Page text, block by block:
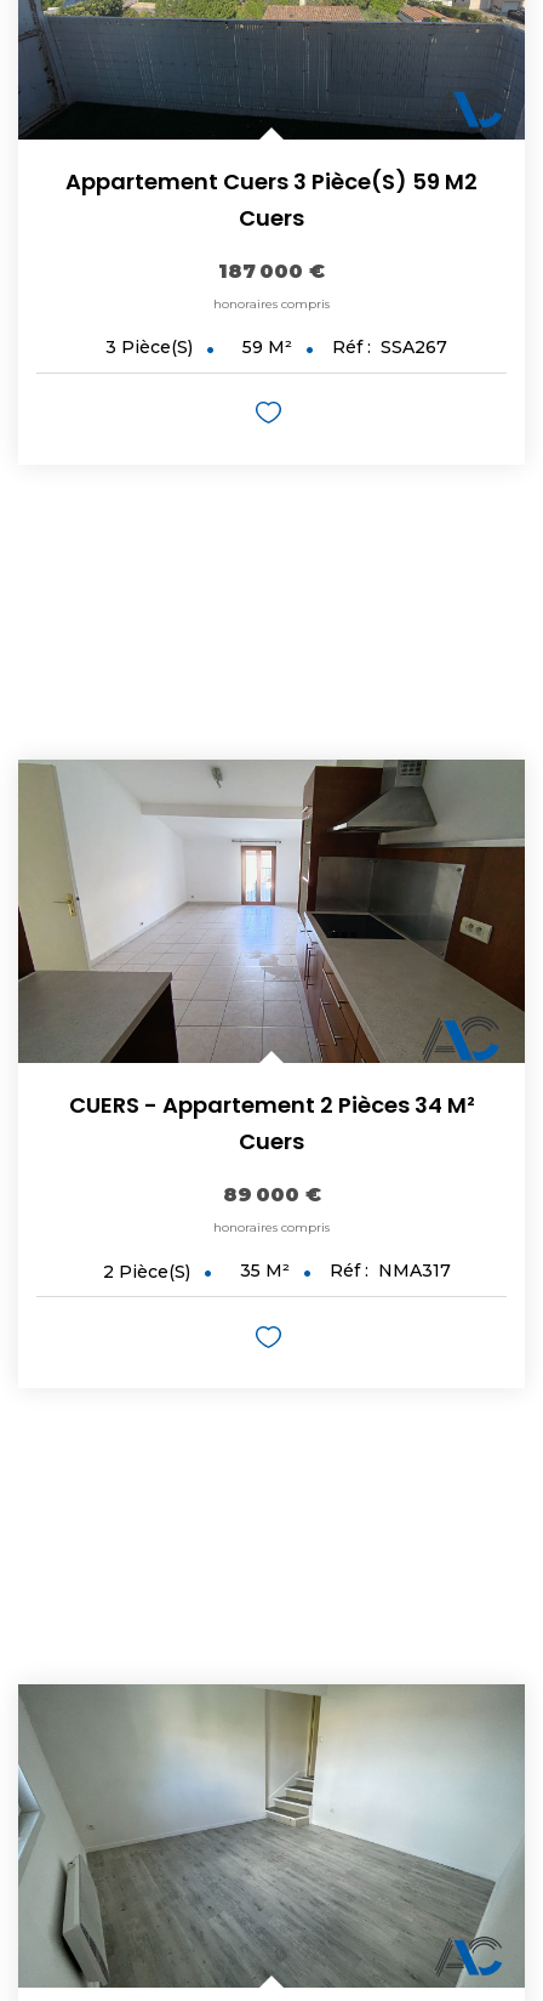
Appartement Cuers 3 Pièce(s) 59 M2
Cuers
187 000 €
honoraires compris
3 Pièce(s) 59 M² Réf : SSA267
CUERS - Appartement 2 Pièces 34 M²
Cuers
89 000 €
honoraires compris
2 Pièce(s) 35 M² Réf : NMA317